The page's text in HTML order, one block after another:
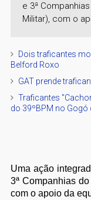
e 3ª
Militar), com o
Dois traficantes
Belford Roxo
GAT prende
Traficantes
do 39ºBPM no Gogó
Uma ação
3ª Companhias
com o apoio da